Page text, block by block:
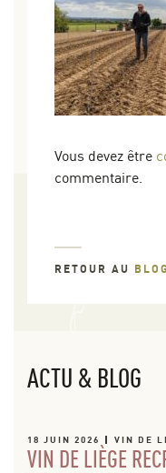
Vous devez être
commentaire.
RETOUR AU
ACTU & BLOG
18 JUIN 2026 VIN DE
VIN DE LIÈGE